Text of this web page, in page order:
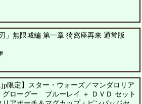
」無限城編 第一章 猗窩座再来 通常版
限定】スター・ウォーズ／マンダロリア
グローグー ブルーレイ ＋ ＤＶＤ セット